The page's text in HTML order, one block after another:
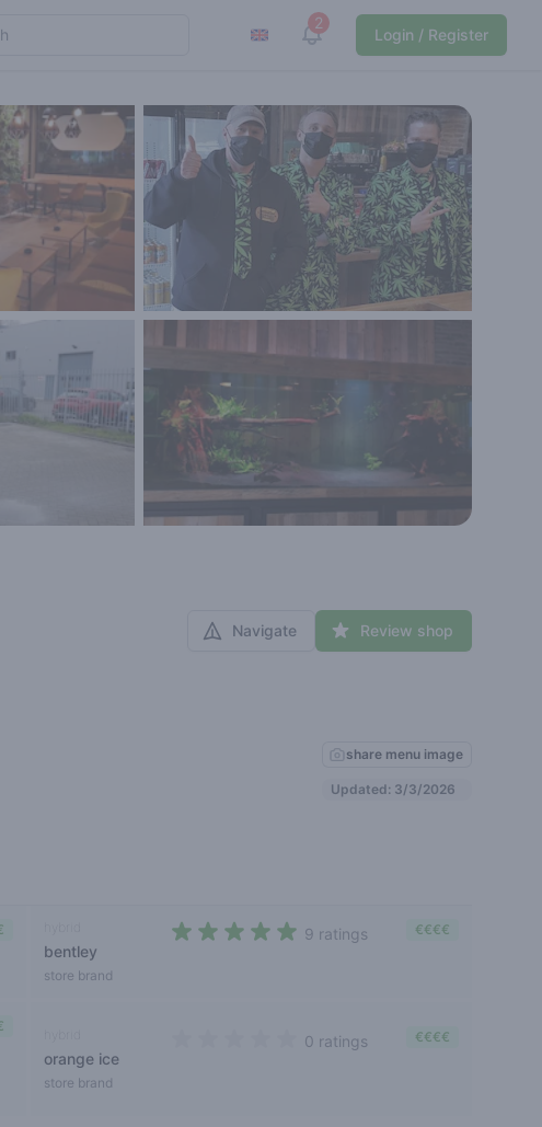
2
View notifications
Login / Register
Navigate Review shop
share menu image
Updated: 3/3/2026
bentley
store brand
9 ratings €€€€
orange ice
store brand
0 ratings €€€€